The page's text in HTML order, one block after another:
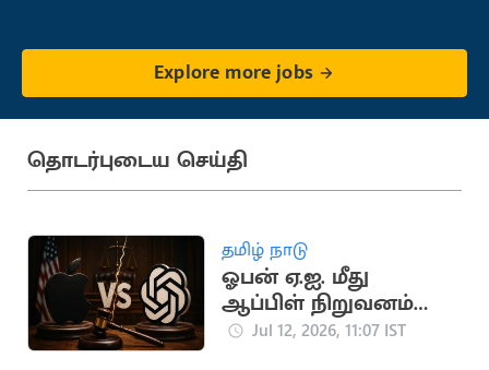
Explore more jobs
தொடர்புடைய செய்தி
தமிழ் நாடு
ஓபன் ஏ.ஐ. மீது
ஆப்பிள் நிறுவனம்
வழக்கு: காரணம்
Jul 12, 2026, 11:07 IST